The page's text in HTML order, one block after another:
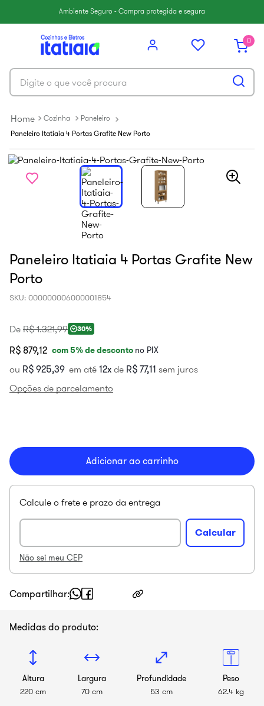
Ambiente Seguro - Compra protegida e segura
0
Digite o que você procura
Cozinha
Paneleiro
Paneleiro Itatiaia 4 Portas Grafite New Porto
Paneleiro Itatiaia 4 Portas Grafite New
Porto
SKU: 000000006000001854
De R$ 1.321,99 30%
R$ 879,12 com5% de desconto no PIX
ou R$ 925,39 em até 12 de R$ 77,11 sem juros
Opções de parcelamento
Adicionar ao carrinho
Não sei meu CEP
Compartilhar
Medidas do produto:
Altura
220 cm
Largura
70 cm
Profundidade
53 cm
Peso
62.4 kg
balcão itatiaia
armário cozinha
9º
renova
new premium